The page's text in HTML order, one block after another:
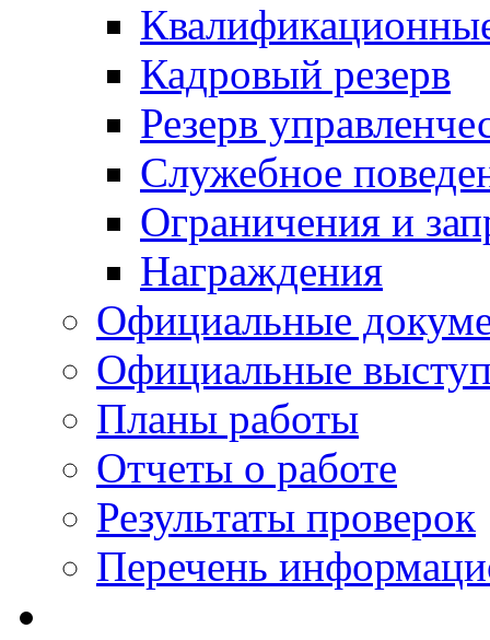
Кадровый резерв
Резерв
Служебное
Ограничения и
Награждения
Официальные
Официальные
Планы работы
Отчеты о работе
Результаты проверок
Перечень